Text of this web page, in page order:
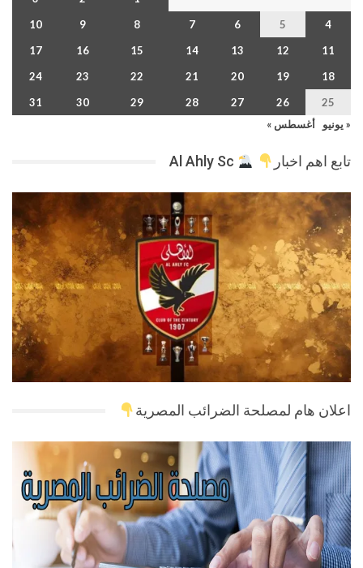
4
5
6
7
8
9
10
11
12
13
14
15
16
17
18
19
20
21
22
23
24
25
26
27
28
29
30
31
« يونيو
أغسطس »
تابع اهم اخبار
اعلان هام لمصلحة الضرائب المصرية